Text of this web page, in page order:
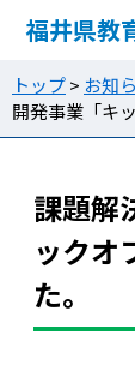
福井県教
トップ> お知
開発事業「キ
課題解
ックオ
た。